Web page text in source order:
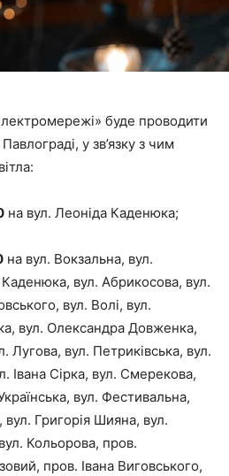
буде проводити
у зв’язку з чим
на вул. Леоніда Каденюка;
на вул. Вокзальна, вул.
вул. Абрикосова, вул.
вул. Волі, вул.
вул. Олександра Довженка,
Лугова, вул. Петриківська, вул.
Івана Сірка, вул. Смерекова,
вул. Фестивальна,
Григорія Шияна, вул.
Кольорова, пров.
пров. Івана Виговського,